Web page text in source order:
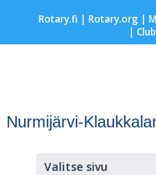
Rotary.fi | Rotary.org|
|
Nurmijärvi-
Valitse sivu